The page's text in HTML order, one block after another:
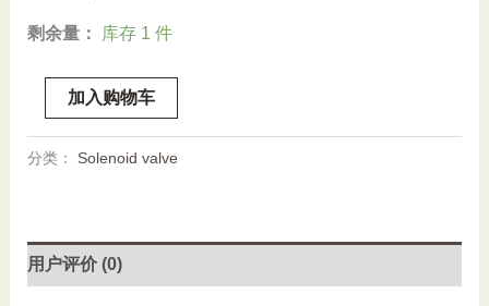
剩余量： 库存 1 件
Stock,
SMC,
212BL,
量
加入购物车
分类： Solenoid valve
用户评价 (0)